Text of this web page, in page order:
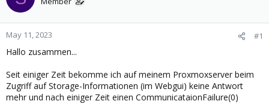
s
t
a
r
t
e
r
a
e
May 11, 2023 #1
Hallo zusammen...
Seit einiger Zeit bekomme ich auf meinem Proxmoxserver beim
Zugriff auf Storage-Informationen (im Webgui) keine Antwort
mehr und nach einiger Zeit einen CommunicataionFailure(0)